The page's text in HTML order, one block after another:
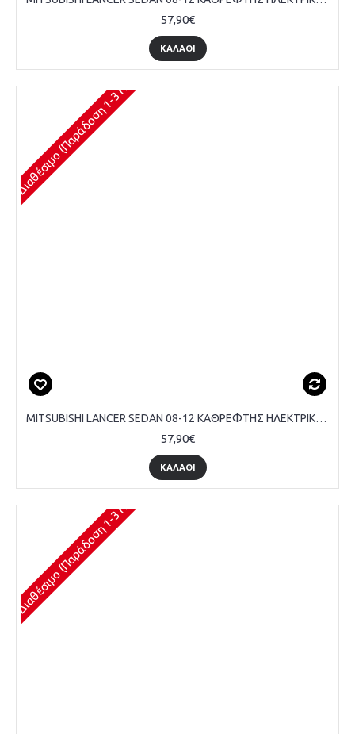
57,90€
ΚΑΛΆΘΙ
Διαθέσιμο (Παράδοση 1-3 Ημέρες)
MITSUBISHI LANCER SEDAN 08-12 ΚΑΘΡΕΦΤΗΣ ΗΛΕΚΤΡΙΚΟΣ ΘΕΡΜΑΙΝ - ΣΥΝΟΔΗΓΟΥ
57,90€
ΚΑΛΆΘΙ
Διαθέσιμο (Παράδοση 1-3 Ημέρες)